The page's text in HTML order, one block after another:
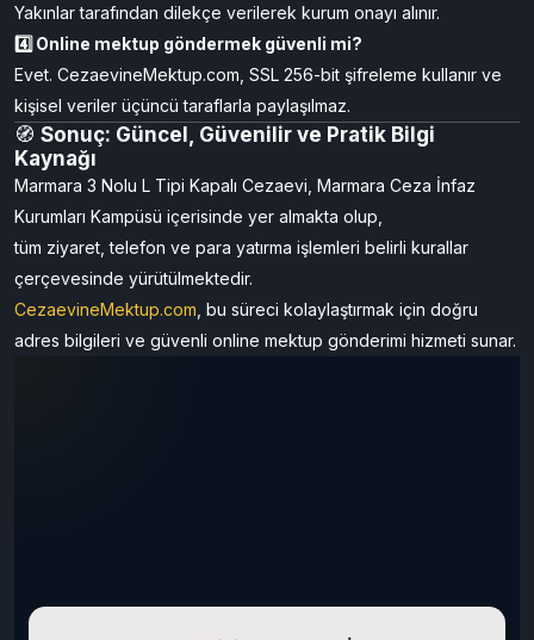
Yakınlar tarafından dilekçe verilerek kurum onayı alınır.
4️⃣ Online mektup göndermek güvenli mi?
Evet. CezaevineMektup.com, SSL 256-bit şifreleme kullanır ve
kişisel veriler üçüncü taraflarla paylaşılmaz.
🧭 Sonuç: Güncel, Güvenilir ve Pratik Bilgi
Kaynağı
Marmara 3 Nolu L Tipi Kapalı Cezaevi, Marmara Ceza İnfaz
Kurumları Kampüsü içerisinde yer almakta olup,
tüm ziyaret, telefon ve para yatırma işlemleri belirli kurallar
çerçevesinde yürütülmektedir.
CezaevineMektup.com , bu süreci kolaylaştırmak için doğru
adres bilgileri ve güvenli online mektup gönderimi hizmeti sunar.